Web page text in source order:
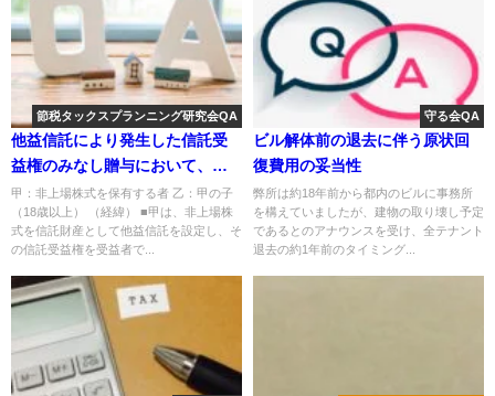
節税タックスプランニング研究会QA
他益信託により発生した信託受
益権のみなし贈与において、相
続時精算課税を適用した場合の
みなし配当課税特例の適用可否
について
甲：非上場株式を保有する者 乙：甲の子
（18歳以上） （経緯） ■甲は、非上場株
式を信託財産として他益信託を設定し、そ
の信託受益権を受益者で...
守る会QA
ビル解体前の退去に伴う原状回
復費用の妥当性
弊所は約18年前から都内のビルに事務所
を構えていましたが、建物の取り壊し予定
であるとのアナウンスを受け、全テナント
退去の約1年前のタイミング...